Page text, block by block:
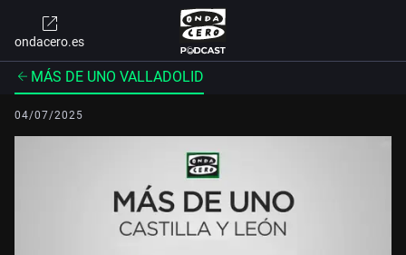
ondacero.es
MÁS DE UNO VALLADOLID
04/07/2025